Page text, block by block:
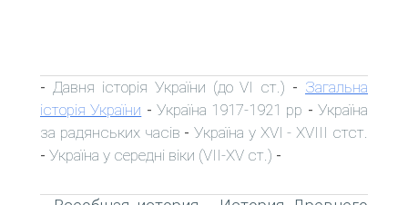
- Давня історія України (до VI ст.) - Загальна
історія України - Україна 1917-1921 рр -Україна
за радянських часів -Україна у XVI - XVIII стст.
- Україна у середні віки (VII-XV ст.) -